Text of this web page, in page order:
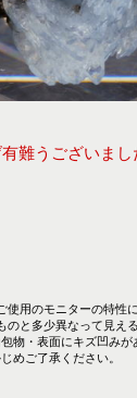
難うございまし
使用のモニターの特性
と多少異なって見え
物・表面にキズ凹みが
めご了承ください。